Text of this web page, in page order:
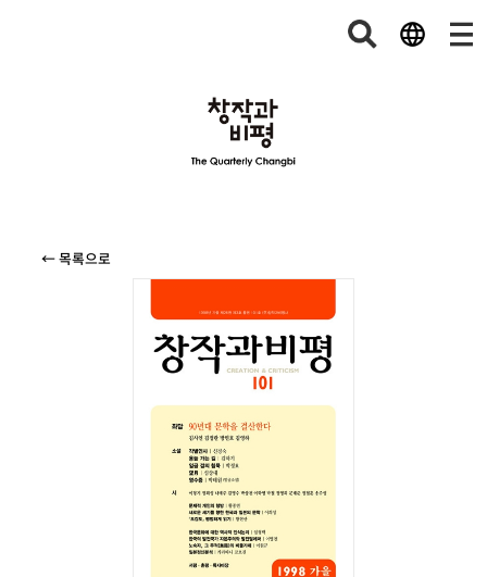
← 목록으로